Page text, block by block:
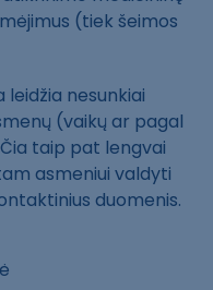
(tiek šeimos
leidžia nesunkiai
(vaikų ar pagal
taip pat lengvai
asmeniui valdyti
duomenis.